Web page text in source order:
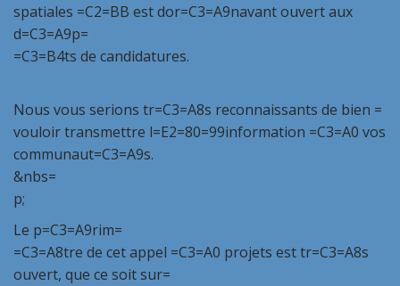
spatiales =C2=BB est dor=C3=A9navant ouvert aux
d=C3=A9p=
=C3=B4ts de candidatures.
Nous vous serions tr=C3=A8s reconnaissants de bien =
vouloir transmettre l=E2=80=99information =C3=A0 vos
communaut=C3=A9s.
&nbs=
p;
Le p=C3=A9rim=
=C3=A8tre de cet appel =C3=A0 projets est tr=C3=A8s
ouvert, que ce soit sur=